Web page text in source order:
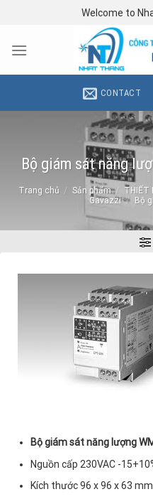
content
Welcome to
CONTACT
Bộ giám sát năng
Trang chủ / Sản phẩm / THIẾT
Gavazzi / Bộ
Bộ giám sát năng lượng
Nguồn cấp 230VAC -
Kích thước 96 x 96 x 63 mm